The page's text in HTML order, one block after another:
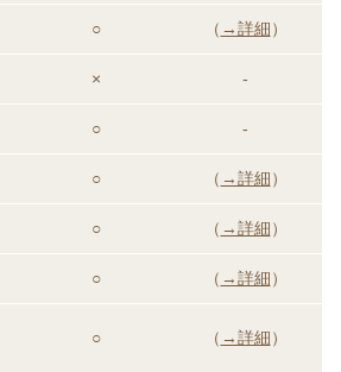
○ （ →詳細）
× -
○ -
○ （ →詳細）
○ （ →詳細）
○ （ →詳細）
○ （ →詳細）